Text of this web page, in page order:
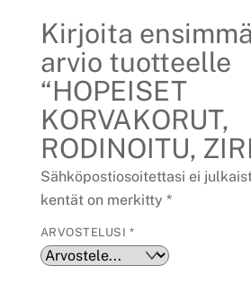
Kirjoita
arvio tuotteelle
“HOPEISET
KORVAKORUT,
RODINOITU,
Sähköpostiosoitettasi ei
kentät on merkitty *
ARVOSTELUSI *